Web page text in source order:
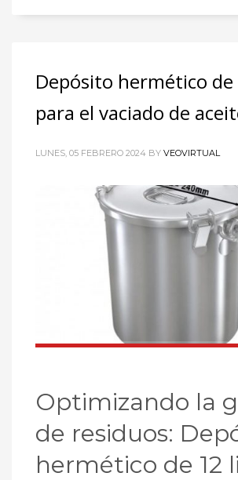
Depósito hermético
para el vaciado de
LUNES, 05 FEBRERO 2024 BY VEOVIRTUAL
Optimizando la
de residuos:
hermético de 12